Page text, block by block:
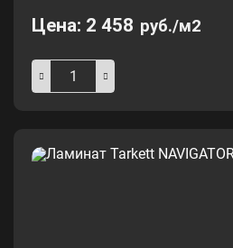
Цена: 2 458 руб./м2